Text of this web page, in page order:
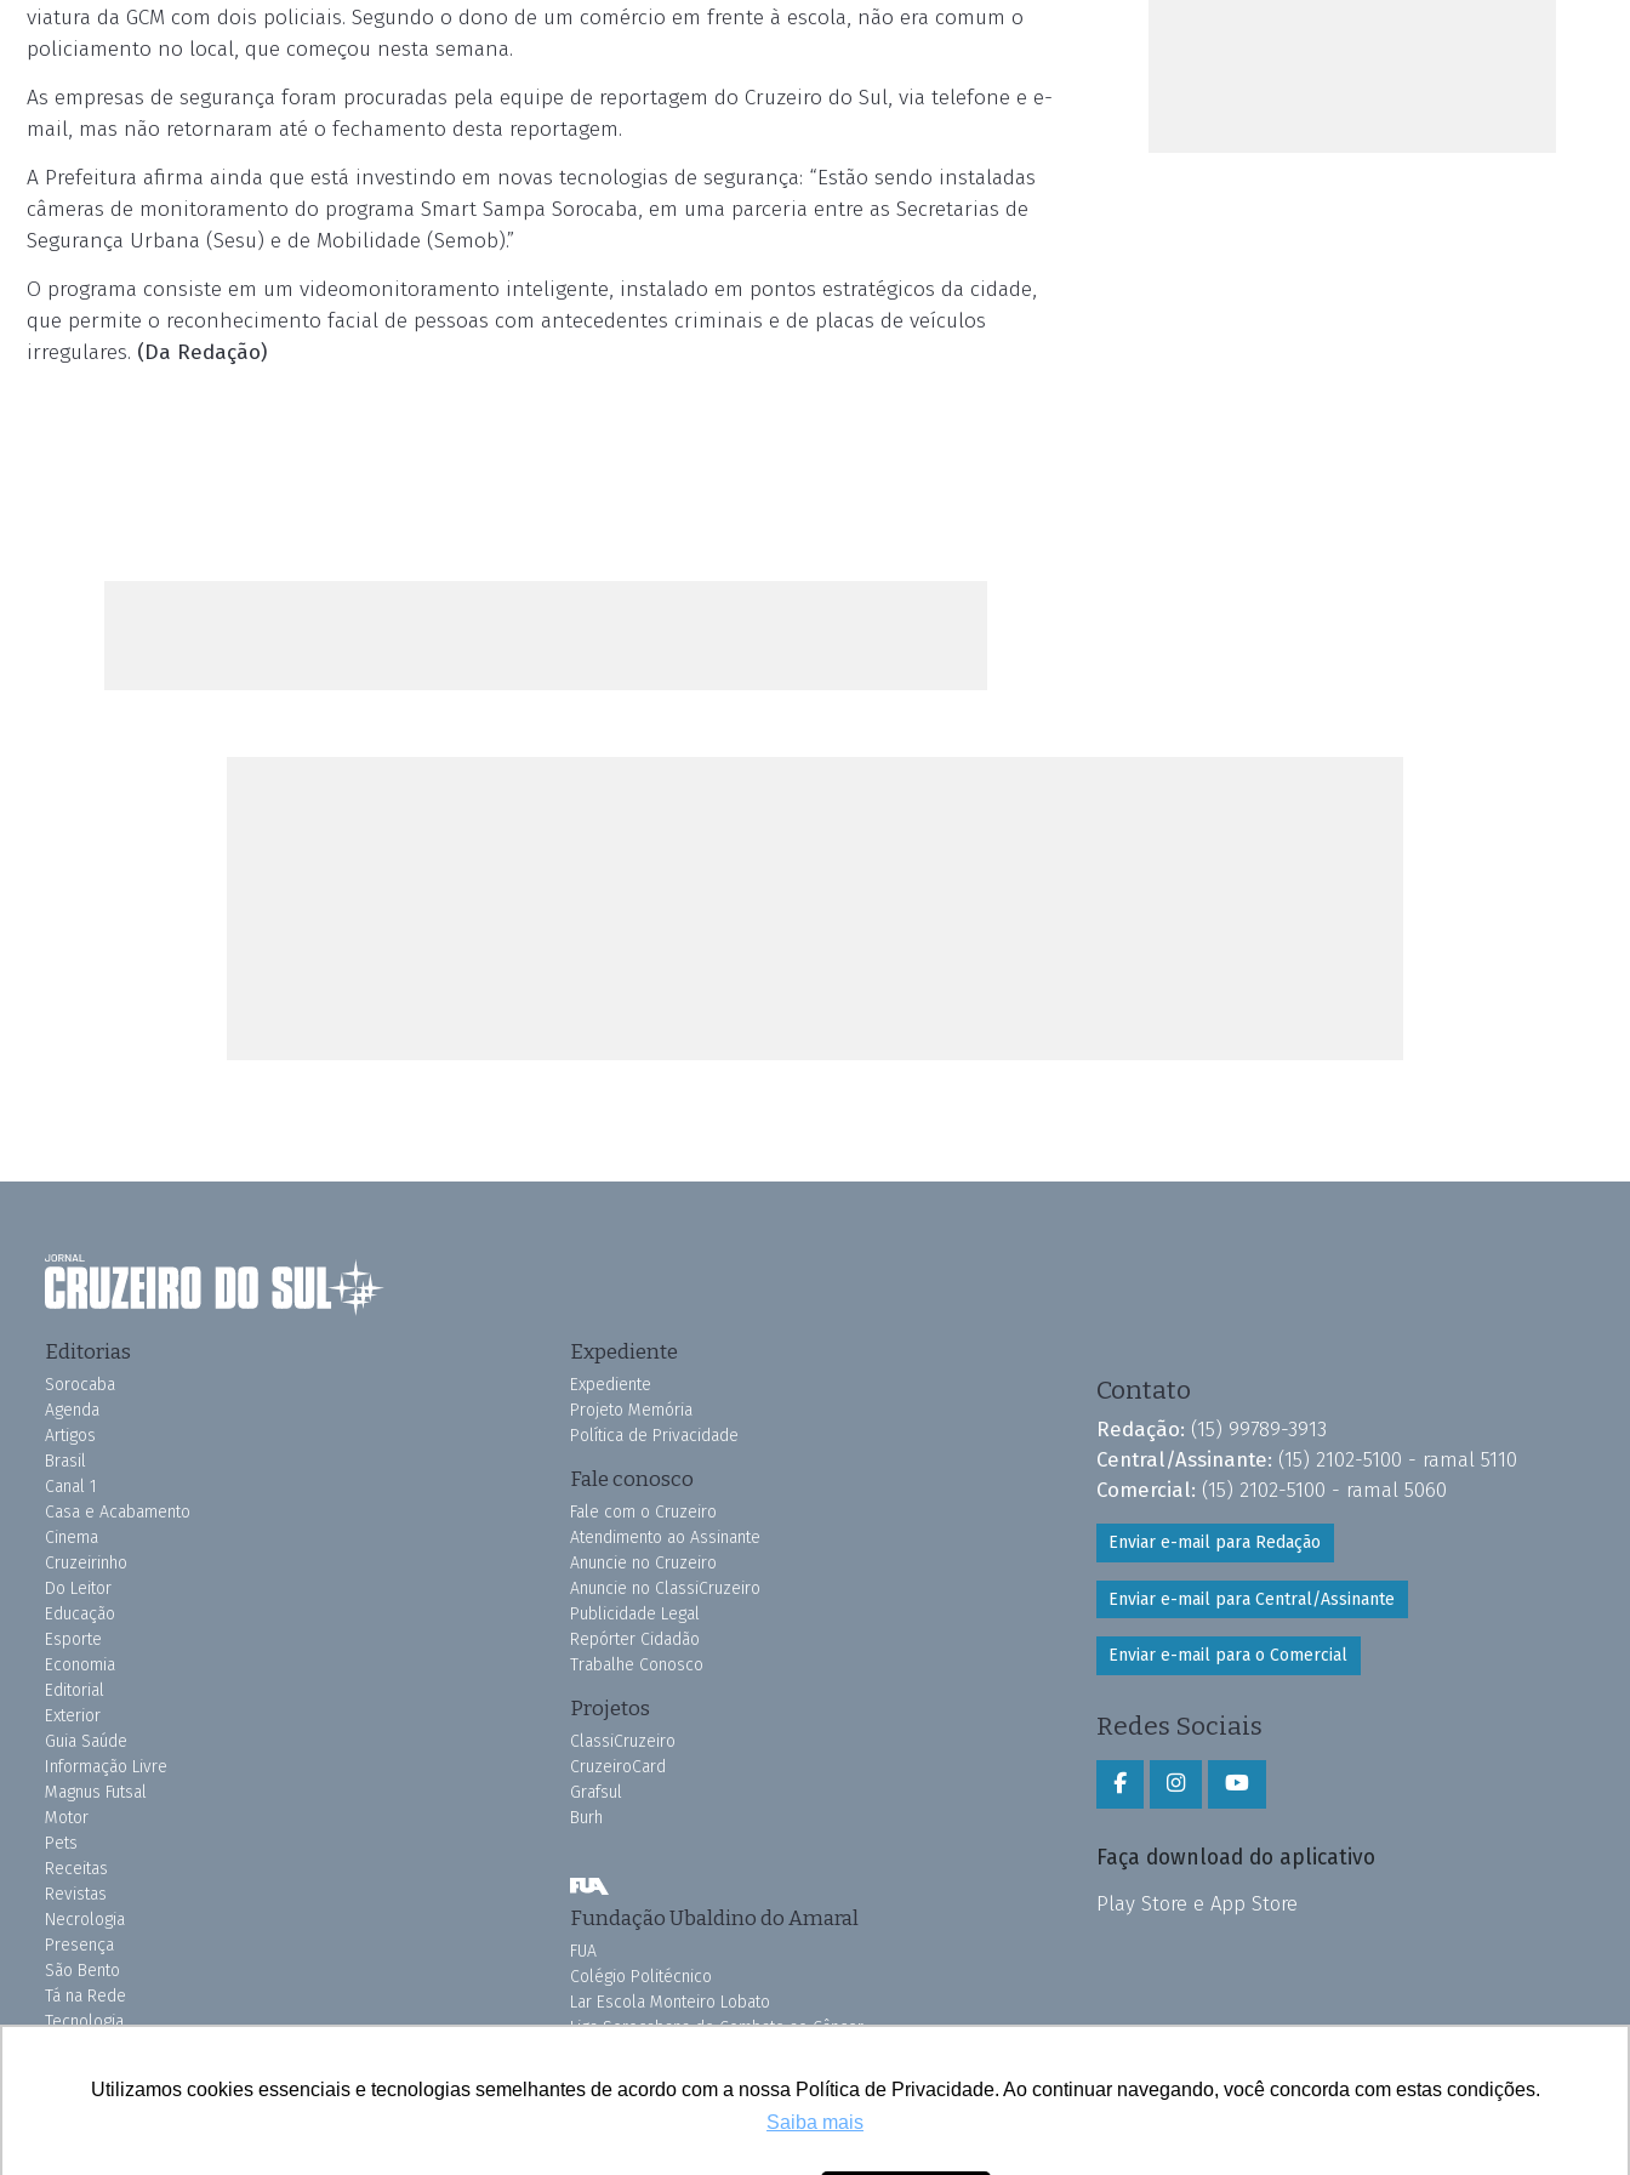
Utilizamos cookies essenciais e tecnologias semelhantes de acordo com a nossa Política de Privacidade. Ao continuar navegando, você concorda com estas condições.
Saiba mais
viatura da GCM com dois policiais. Segundo o dono de um comércio em frente à escola, não era comum o
policiamento no local, que começou nesta semana.
As empresas de segurança foram procuradas pela equipe de reportagem do Cruzeiro do Sul, via telefone e e-
mail, mas não retornaram até o fechamento desta reportagem.
A Prefeitura afirma ainda que está investindo em novas tecnologias de segurança: “Estão sendo instaladas
câmeras de monitoramento do programa Smart Sampa Sorocaba, em uma parceria entre as Secretarias de
Segurança Urbana (Sesu) e de Mobilidade (Semob).”
O programa consiste em um videomonitoramento inteligente, instalado em pontos estratégicos da cidade,
que permite o reconhecimento facial de pessoas com antecedentes criminais e de placas de veículos
irregulares. (Da Redação)
Editorias
Sorocaba
Agenda
Artigos
Brasil
Canal 1
Casa e Acabamento
Cinema
Cruzeirinho
Do Leitor
Educação
Esporte
Economia
Editorial
Exterior
Guia Saúde
Informação Livre
Magnus Futsal
Motor
Pets
Receitas
Revistas
Necrologia
Presença
São Bento
Tá na Rede
Tecnologia
Expediente
Expediente
Projeto Memória
Política de Privacidade
Fale conosco
Fale com o Cruzeiro
Atendimento ao Assinante
Anuncie no Cruzeiro
Anuncie no ClassiCruzeiro
Publicidade Legal
Repórter Cidadão
Trabalhe Conosco
Projetos
ClassiCruzeiro
CruzeiroCard
Grafsul
Burh
Fundação Ubaldino do Amaral
FUA
Colégio Politécnico
Lar Escola Monteiro Lobato
Liga Sorocabana de Combate ao Câncer
Pink do Bem OSSEL
Contato
Redação: (15) 99789-3913
Central/Assinante: (15) 2102-5100 - ramal 5110
Comercial: (15) 2102-5100 - ramal 5060
Enviar e-mail para Redação
Enviar e-mail para Central/Assinante
Enviar e-mail para o Comercial
Redes Sociais
Faça download do aplicativo
Play Store e App Store